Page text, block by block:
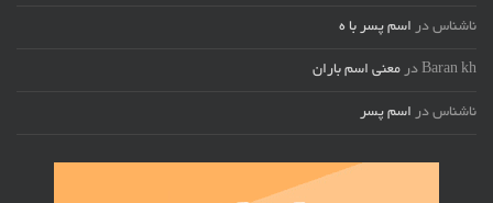
ناشناس در اسم پسر با ه
Baran kh در معنی اسم باران
ناشناس در اسم پسر